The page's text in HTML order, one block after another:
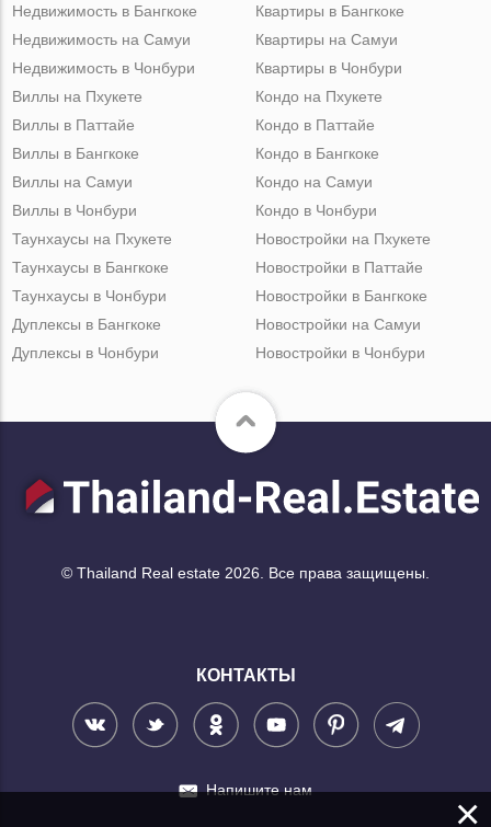
Недвижимость в Бангкоке
Недвижимость на Самуи
Недвижимость в Чонбури
Квартиры в Бангкоке
Квартиры на Самуи
Квартиры в Чонбури
Виллы на Пхукете
Виллы в Паттайе
Виллы в Бангкоке
Виллы на Самуи
Виллы в Чонбури
Кондо на Пхукете
Кондо в Паттайе
Кондо в Бангкоке
Кондо на Самуи
Кондо в Чонбури
Таунхаусы на Пхукете
Таунхаусы в Бангкоке
Таунхаусы в Чонбури
Дуплексы в Бангкоке
Дуплексы в Чонбури
Новостройки на Пхукете
Новостройки в Паттайе
Новостройки в Бангкоке
Новостройки на Самуи
Новостройки в Чонбури
© Thailand Real estate 2026. Все права защищены.
КОНТАКТЫ
Напишите нам
×